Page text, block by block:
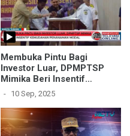
Membuka Pintu Bagi
Investor Luar, DPMPTSP
Mimika Beri Insentif
Kemudahan Penanaman
10 Sep, 2025